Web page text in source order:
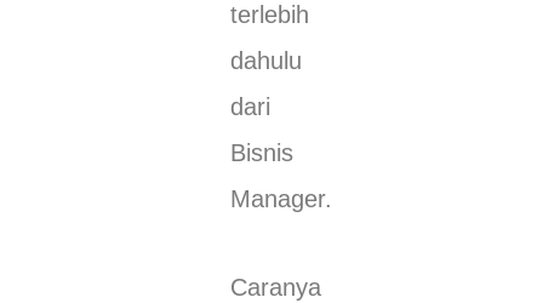
terlebih
dahulu
dari
Bisnis
Manager.
Caranya